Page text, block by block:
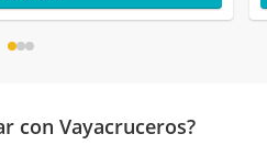
con Vayacruceros?